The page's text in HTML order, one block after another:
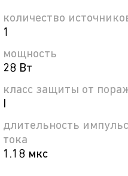
количество
1
мощность
28 Вт
класс защиты от
I
длительность
тока
1.18 мкс